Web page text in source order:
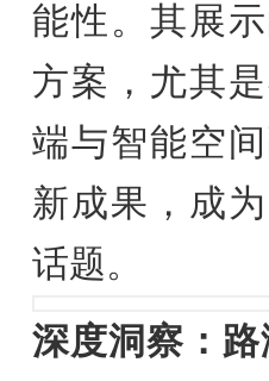
能性。其展
方案，尤其
端与智能空
新成果，成
话题。
深度洞察：